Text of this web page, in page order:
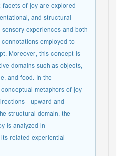
facets of joy are explored
and structural
sensory experiences and both
employed to
Moreover, this concept is
domains such as objects,
and food. In the
metaphors of joy
and
structural domain, the
is analyzed in
related experiential